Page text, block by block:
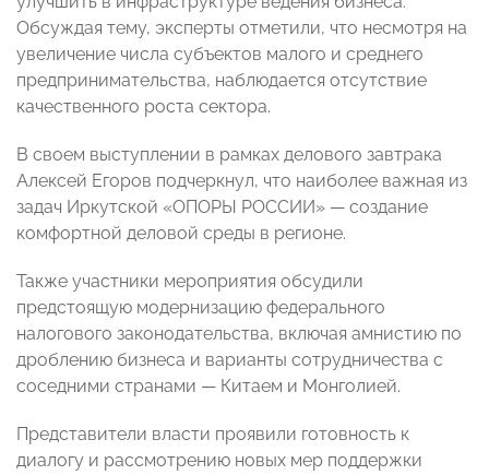
Обсуждая тему, эксперты отметили, что несмотря на
увеличение числа субъектов малого и среднего
предпринимательства, наблюдается отсутствие
качественного роста сектора.
В своем выступлении в рамках делового завтрака
Алексей Егоров подчеркнул, что наиболее важная из
задач Иркутской «ОПОРЫ РОССИИ» — создание
комфортной деловой среды в регионе.
Также участники мероприятия обсудили
предстоящую модернизацию федерального
налогового законодательства, включая амнистию по
дроблению бизнеса и варианты сотрудничества с
соседними странами — Китаем и Монголией.
Представители власти проявили готовность к
диалогу и рассмотрению новых мер поддержки